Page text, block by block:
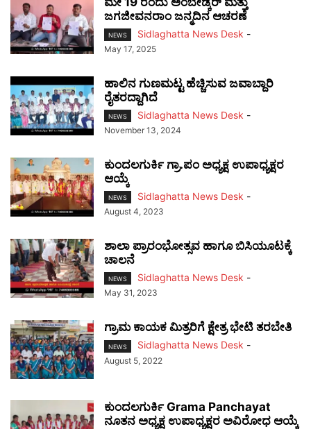
ಜಗಜೀವನರಾಂ ಜನ್ಮದಿನ ಆಚರಣೆ
NEWS Sidlaghatta News Desk -
May 17, 2025
ಹಾಲಿನ ಗುಣಮಟ್ಟ ಹೆಚ್ಚಿಸುವ ಜವಾಬ್ದಾರಿ
ರೈತರದ್ದಾಗಿದೆ
NEWS Sidlaghatta News Desk -
November 13, 2024
ಕುಂದಲಗುರ್ಕಿ ಗ್ರಾ.ಪಂ ಅಧ್ಯಕ್ಷ ಉಪಾಧ್ಯಕ್ಷರ
ಆಯ್ಕೆ
NEWS Sidlaghatta News Desk -
August 4, 2023
ಶಾಲಾ ಪ್ರಾರಂಭೋತ್ಸವ ಹಾಗೂ ಬಿಸಿಯೂಟಕ್ಕೆ
ಚಾಲನೆ
NEWS Sidlaghatta News Desk -
May 31, 2023
ಗ್ರಾಮ ಕಾಯಕ ಮಿತ್ರರಿಗೆ ಕ್ಷೇತ್ರ ಭೇಟಿ ತರಬೇತಿ
NEWS Sidlaghatta News Desk -
August 5, 2022
ಕುಂದಲಗುರ್ಕಿ Grama Panchayat
ನೂತನ ಅಧ್ಯಕ್ಷ ಉಪಾಧ್ಯಕ್ಷರ ಅವಿರೋಧ ಆಯ್ಕೆ